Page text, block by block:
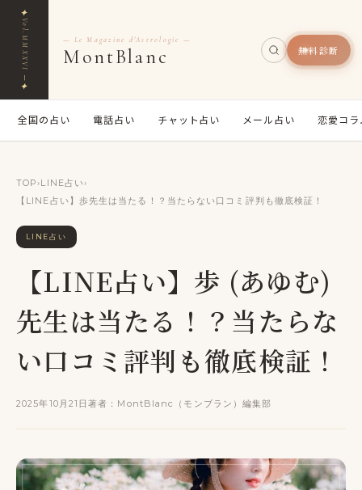
✦
Vol.MMXXVI ─
✦
— Le Magazine d'Astrologie —
MontBlanc 無料診断
全国の占い 電話占い チャット占い メール占い 恋愛コラ
TOP›LINE占い›
【LINE占い】歩先生は当たる！？当たらない口コミ評判も徹底検証！
LINE占い
【LINE占い】歩 (あゆむ)
先生は当たる！？当たらな
い口コミ評判も徹底検証！
2025年10月21日著者：MontBlanc（モンブラン）編集部